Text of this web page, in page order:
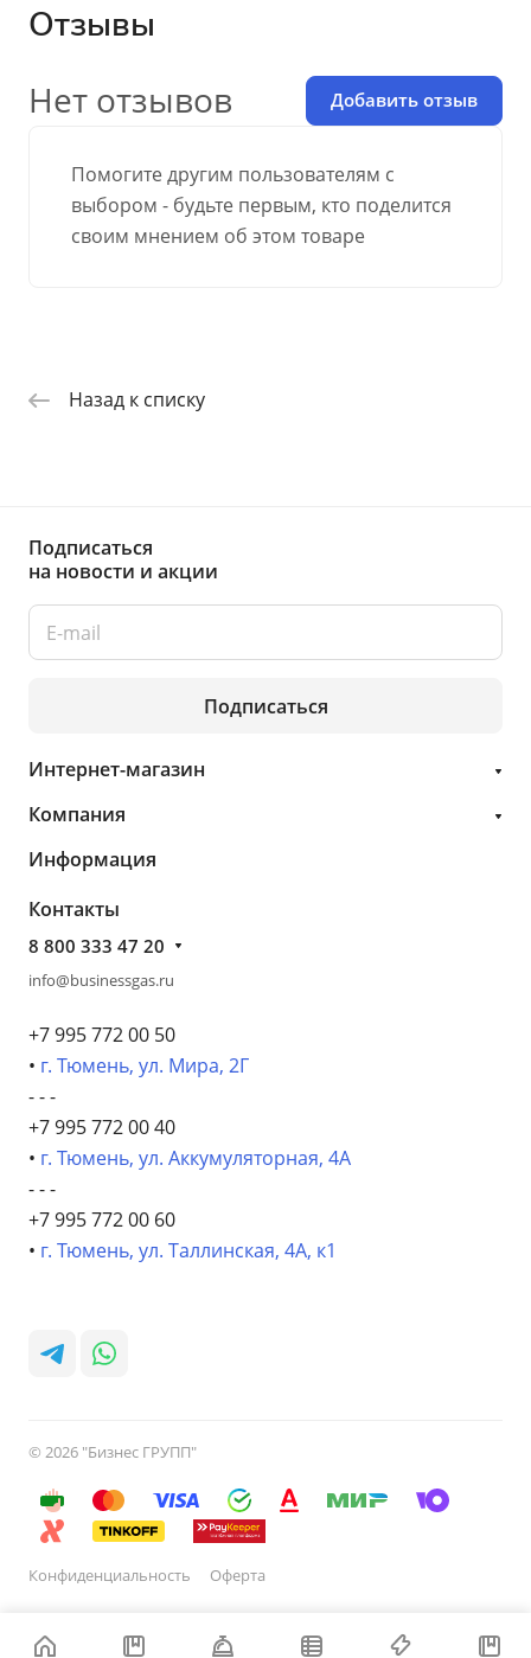
Отзывы
Помогите другим пользователям с
выбором - будьте первым, кто поделится
своим мнением об этом товаре
Нет отзывов Добавить отзыв
Назад к списку
Подписаться
на новости и акции
Подписаться
Интернет-магазин
Компания
Информация
Контакты
8 800 333 47 20
info@businessgas.ru
+7 995 772 00 50
• г. Тюмень, ул. Мира, 2Г
- - -
+7 995 772 00 40
• г. Тюмень, ул. Аккумуляторная, 4А
- - -
+7 995 772 00 60
• г. Тюмень, ул. Таллинская, 4А, к1
© 2026 "Бизнес ГРУПП"
Конфиденциальность Оферта